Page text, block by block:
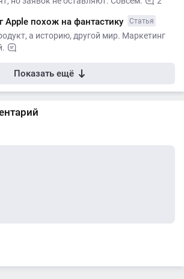
Apple похож на фантастику Статья
а историю, другой мир. Маркетинг
Показать ещё